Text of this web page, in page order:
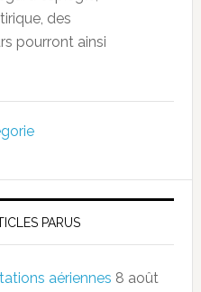
des
pourront ainsi
PARUS
aériennes 8 août